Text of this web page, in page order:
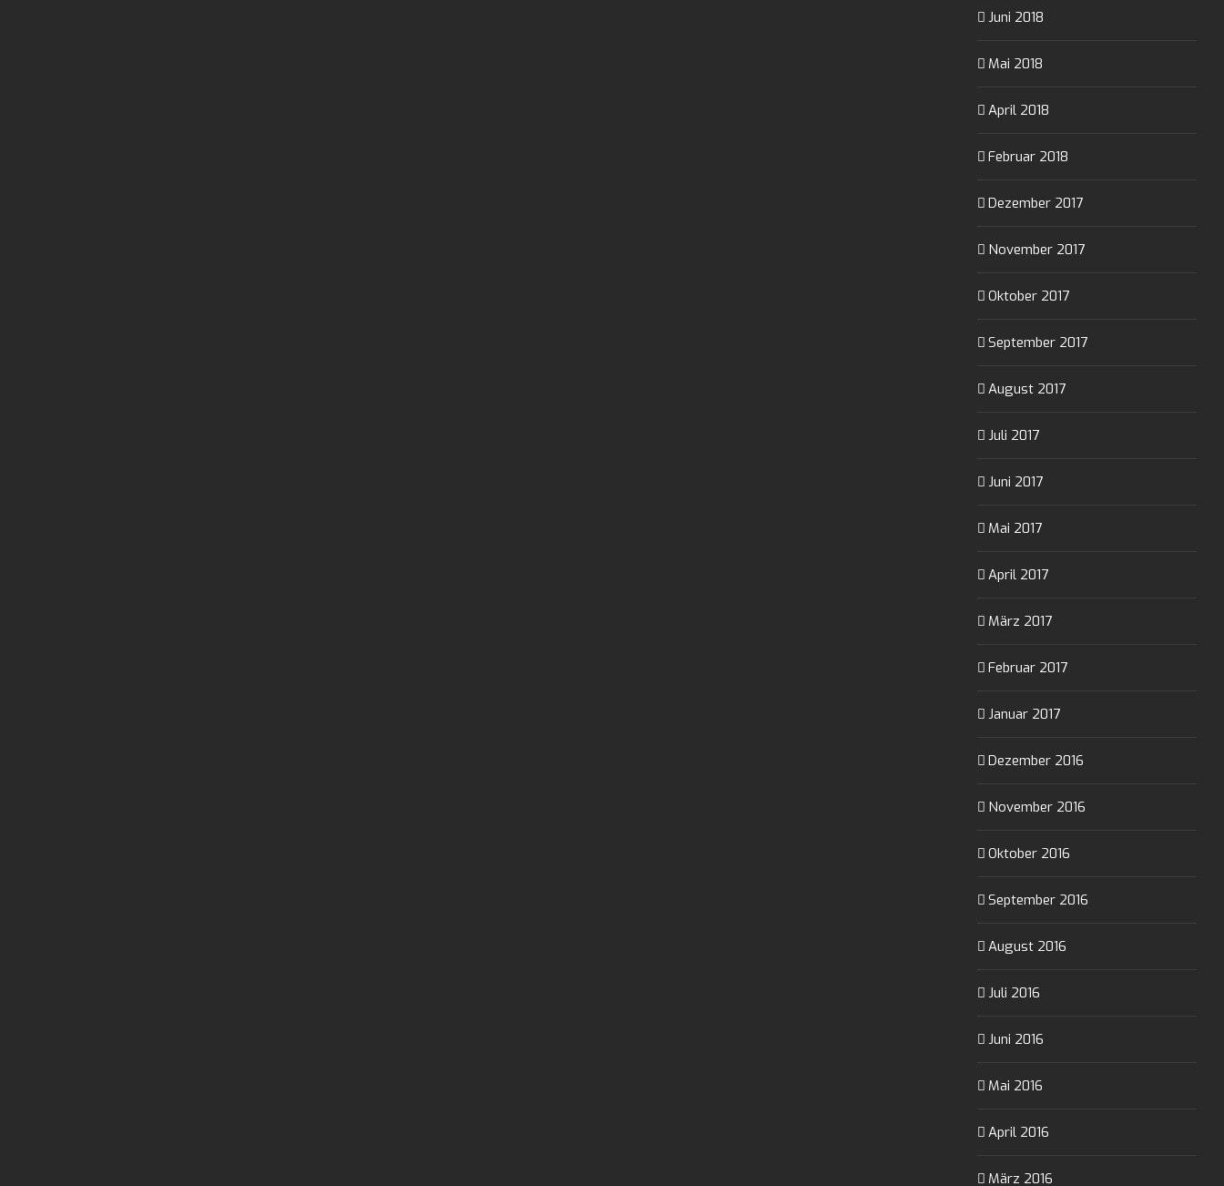
Juni 2018
Mai 2018
April 2018
Februar 2018
Dezember 2017
November 2017
Oktober 2017
September 2017
August 2017
Juli 2017
Juni 2017
Mai 2017
April 2017
März 2017
Februar 2017
Januar 2017
Dezember 2016
November 2016
Oktober 2016
September 2016
August 2016
Juli 2016
Juni 2016
Mai 2016
April 2016
März 2016